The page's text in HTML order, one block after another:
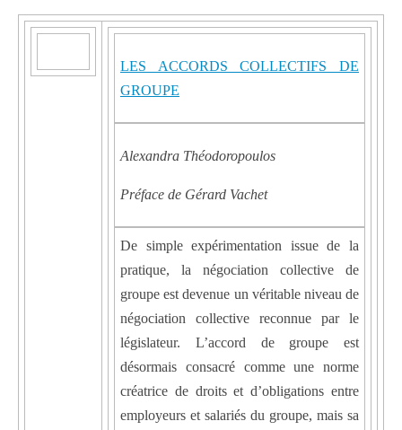
LES ACCORDS COLLECTIFS DE
GROUPE
Alexandra Théodoropoulos
Préface de Gérard Vachet
De simple expérimentation issue de la
pratique, la négociation collective de
groupe est devenue un véritable niveau de
négociation collective reconnue par le
législateur. L’accord de groupe est
désormais consacré comme une norme
créatrice de droits et d’obligations entre
employeurs et salariés du groupe, mais sa